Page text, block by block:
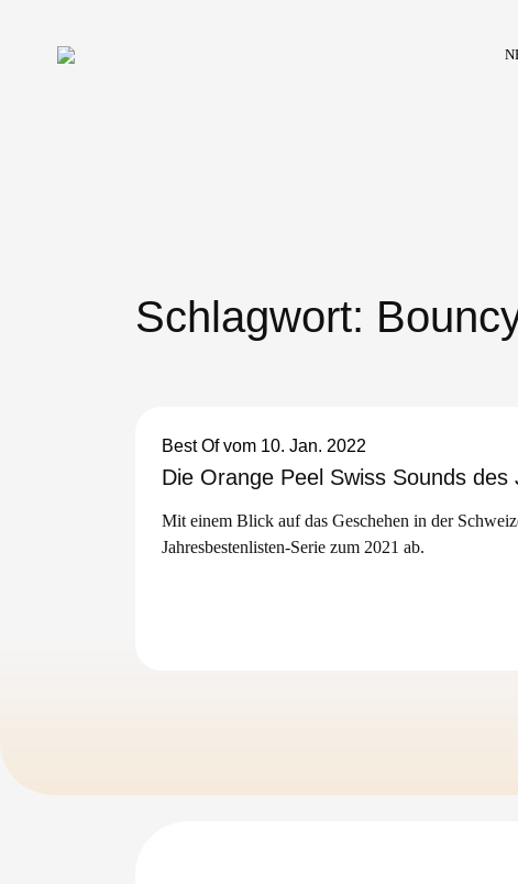
Schlagwort:
Best Ofvom 10. Jan. 2022
Die Orange Peel Swiss Sounds des
Mit einem Blick auf das Geschehen in der
Jahresbestenlisten-Serie zum 2021 ab.